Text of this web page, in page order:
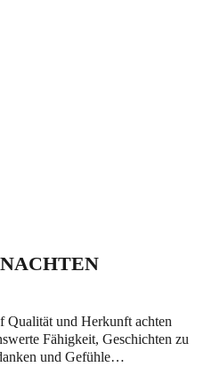
Qualität und Herkunft achten
Fähigkeit, Geschichten zu
und Gefühle…